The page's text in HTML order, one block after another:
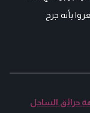
بأنه جرح
حرائق الساحل